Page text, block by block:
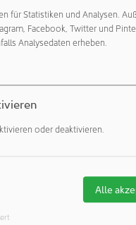
zur
wird die Mewa-
als weiterer
die Mewa-Gruppe
dieses Unternehmens
für Statistiken und Analysen.
Facebook, Twitter und
Analysedaten erheben.
oder deaktivieren.
Alle